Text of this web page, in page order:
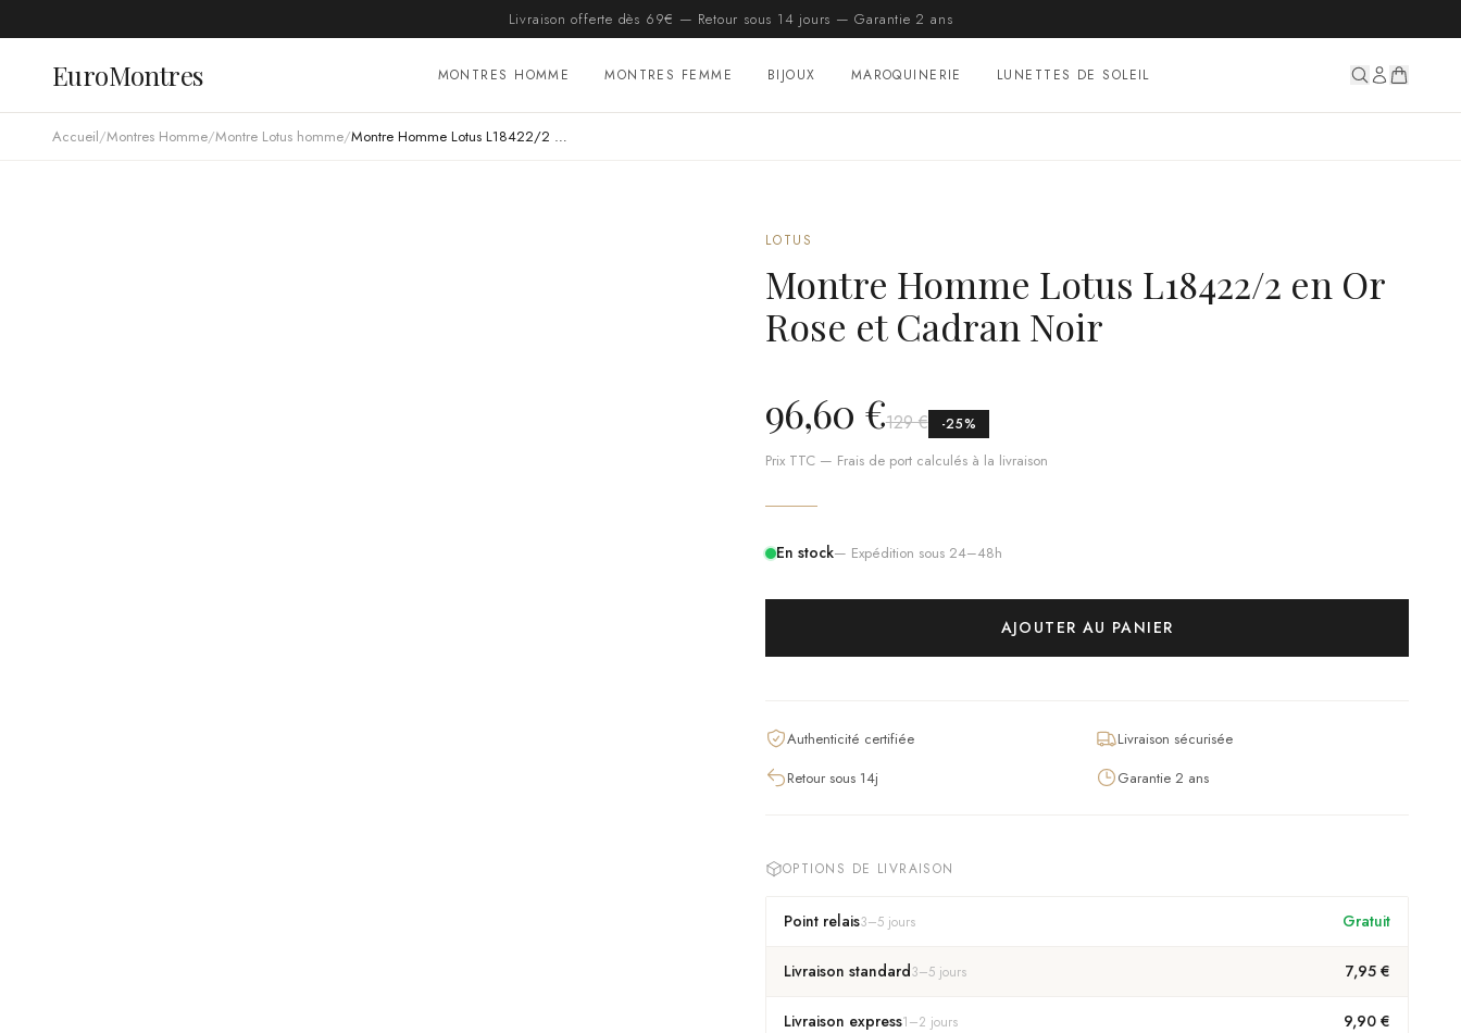
Livraison offerte dès 69€ — Retour sous 14 jours — Garantie 2 ans
EuroMontres MONTRES HOMME MONTRES FEMME BIJOUX MAROQUINERIE LUNETTES DE SOLEIL
Accueil/Montres Homme/Montre Lotus homme/ Montre Homme Lotus L18422/2 en Or Rose et Cadran Noir
LOTUS
Montre Homme Lotus L18422/2 en Or
Rose et Cadran Noir
96,60 €129 € -25%
Prix TTC — Frais de port calculés à la livraison
En stock— Expédition sous 24–48h
AJOUTER AU PANIER
Authenticité certifiée
Livraison sécurisée
Retour sous 14j
Garantie 2 ans
OPTIONS DE LIVRAISON
Point relais3–5 jours Gratuit
Livraison standard3–5 jours 7,95 €
Livraison express1–2 jours 9,90 €